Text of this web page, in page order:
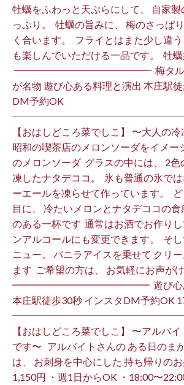
牡蠣をふわっと天ぷらにして、 自家
っぷり。 ⁡ 牡蠣の旨みに、 梅のさっぱ
く合います。 ⁡ フライとはまた少し違
も楽しんでいただける一品です。 ⁡ 牡
━━━━━━━━━━━━━━ ⁡ 梅タルタ
が名物 遊び心ある料理と演出 本庄駅
DM予約OK ⁡
【おはしどころ菜でしこ】 〜大人の
昭和の喫茶店のメロンソーダをイメー
のメロンソーダ ⁡ グラスの中には、 2
凍したナタデココ。 ⁡ 氷も普通の氷で
ーエールを凍らせて作っています。
目に、 冷たいメロンとナタデココの
のある一杯です ⁡ 通常はお酒でお作り
ンアルコールにも変更できます。 ⁡ そ
ニュー。 バニラアイスを乗せて クリ
ます ⁡ ご希望の方は、 お気軽にお声がけ
━━━━━━━━━━━━━━ ⁡ 遊び心あ
本庄駅徒歩30秒 インスタDM予約OK
【おはしどころ菜でしこ】 〜アルバ
です〜 ⁡ ⁡ アルバイトさんの ある日のま
は、 お刺身を中心にした 持ち帰りの
1,150円 ・週1日からOK ・18:00〜